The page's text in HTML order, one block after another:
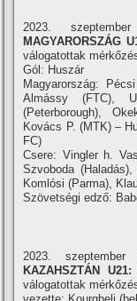
2023.
MAGYARORSZÁG
válogatottak
Gól: Huszár
Magyarország:
Almássy (FTC),
(Peterborough),
Kovács P. (MTK) –
FC)
Csere: Vingler h.
Szvoboda
Komlósi (Parma),
Szövetségi edző:
2023.
KAZAHSZTÁN
válogatottak